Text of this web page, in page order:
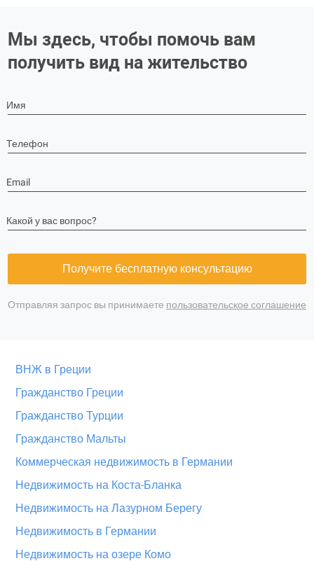
Мы здесь, чтобы помочь вам
получить вид на жительство
Имя
Телефон
Email
Какой у вас вопрос?
Получите бесплатную консультацию
Отправляя запрос вы принимаете пользовательское соглашение
ВНЖ в Греции
Гражданство Греции
Гражданство Турции
Гражданство Мальты
Коммерческая недвижимость в Германии
Недвижимость на Коста-Бланка
Недвижимость на Лазурном Берегу
Недвижимость в Германии
Недвижимость на озере Комо